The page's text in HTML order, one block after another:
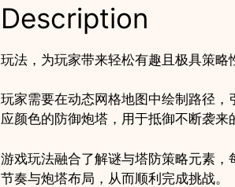
Description
玩法，为玩家带来轻松有趣且极具策略
玩家需要在动态网格地图中绘制路径
应颜色的防御炮塔，用于抵御不断袭来
游戏玩法融合了解谜与塔防策略元素
节奏与炮塔布局，从而顺利完成挑战。